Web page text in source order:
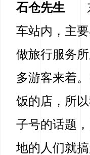
石仓先生
车站内，主
做旅行服务
多游客来着
饭的店，所
子号的话题
地的人们就